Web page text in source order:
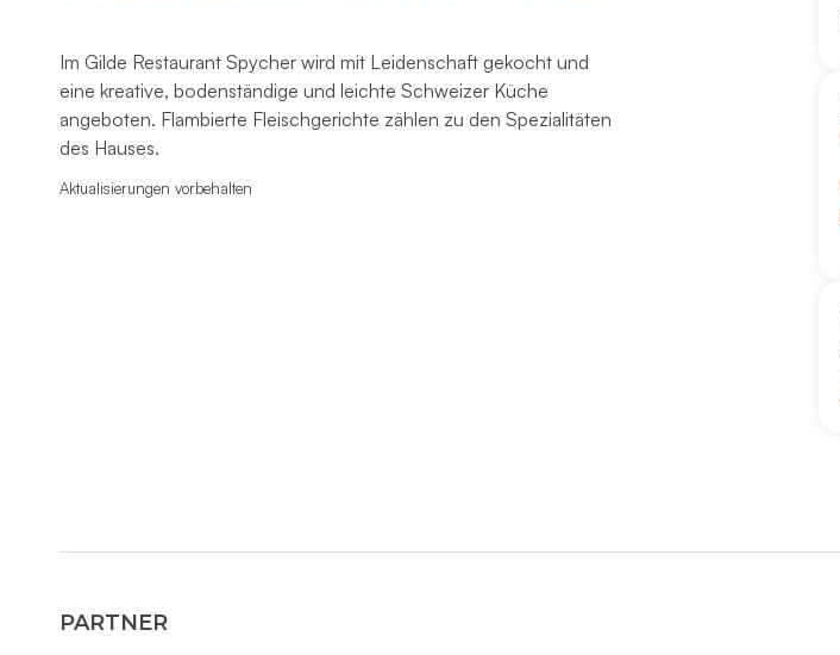
Im Gilde Restaurant Spycher wird mit Leidenschaft gekocht und
eine kreative, bodenständige und leichte Schweizer Küche
angeboten. Flambierte Fleischgerichte zählen zu den Spezialitäten
des Hauses.
Aktualisierungen vorbehalten
PARTNER